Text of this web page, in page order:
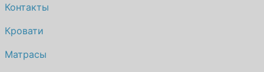
Контакты
Кровати
Матрасы